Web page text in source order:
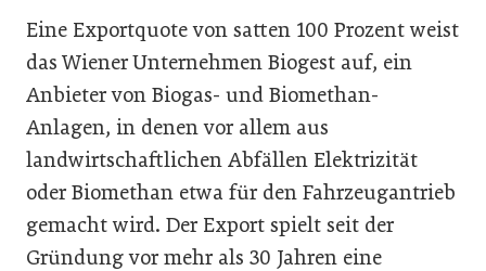
Eine Exportquote von satten 100 Prozent weist
das Wiener Unternehmen Biogest auf, ein
Anbieter von Biogas- und Biomethan-
Anlagen, in denen vor allem aus
landwirtschaftlichen Abfällen Elektrizität
oder Biomethan etwa für den Fahrzeugantrieb
gemacht wird. Der Export spielt seit der
Gründung vor mehr als 30 Jahren eine